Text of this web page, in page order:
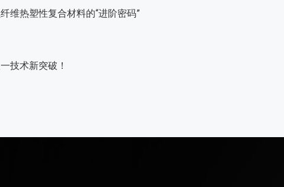
维热塑性复合材料的“进阶密码”
技术新突破！